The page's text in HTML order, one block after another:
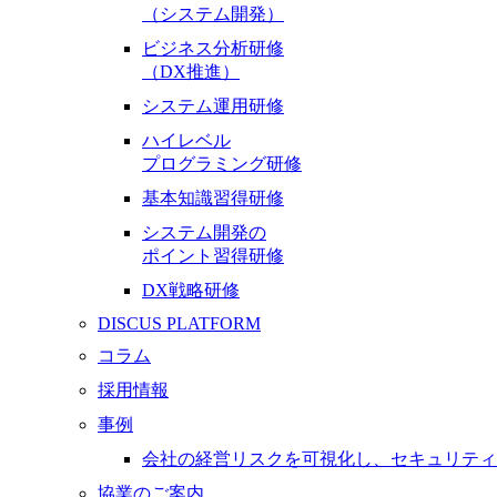
（システム開発）
ビジネス分析研修
（DX推進）
システム運用研修
ハイレベル
プログラミング研修
基本知識習得研修
システム開発の
ポイント習得研修
DX戦略研修
DISCUS PLATFORM
コラム
採用情報
事例
会社の経営リスクを可視化し、セキュリテ
協業のご案内